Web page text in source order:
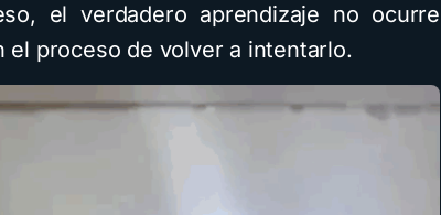
el verdadero aprendizaje no ocurre
el proceso de volver a intentarlo.